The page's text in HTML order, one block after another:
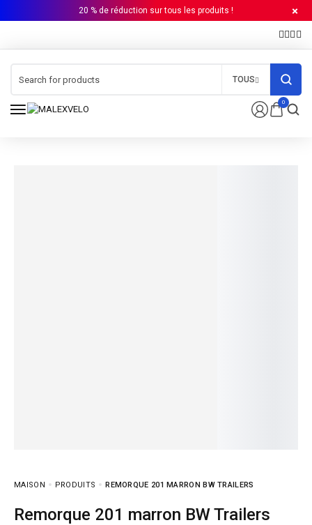
20 % de réduction sur tous les produits !
0
TOUS
MAISON PRODUITS REMORQUE 201 MARRON BW TRAILERS
Remorque 201 marron BW Trailers